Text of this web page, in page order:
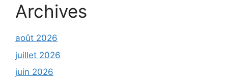
Archives
août 2026
juillet 2026
juin 2026